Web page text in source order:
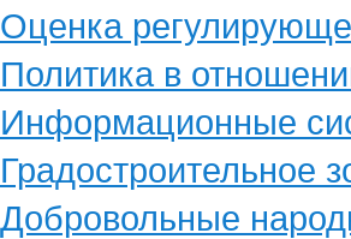
Оценка
Политика в
Информационные
Градостроительное
Добровольные